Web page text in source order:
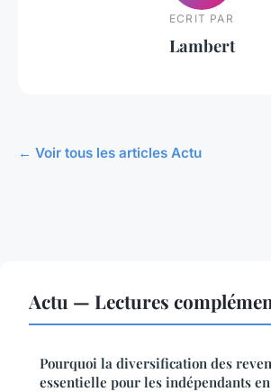
ECRIT PAR
Lambert
← Voir tous les articles Actu
Actu — Lectures
Pourquoi la diversification des
essentielle pour les indépendants